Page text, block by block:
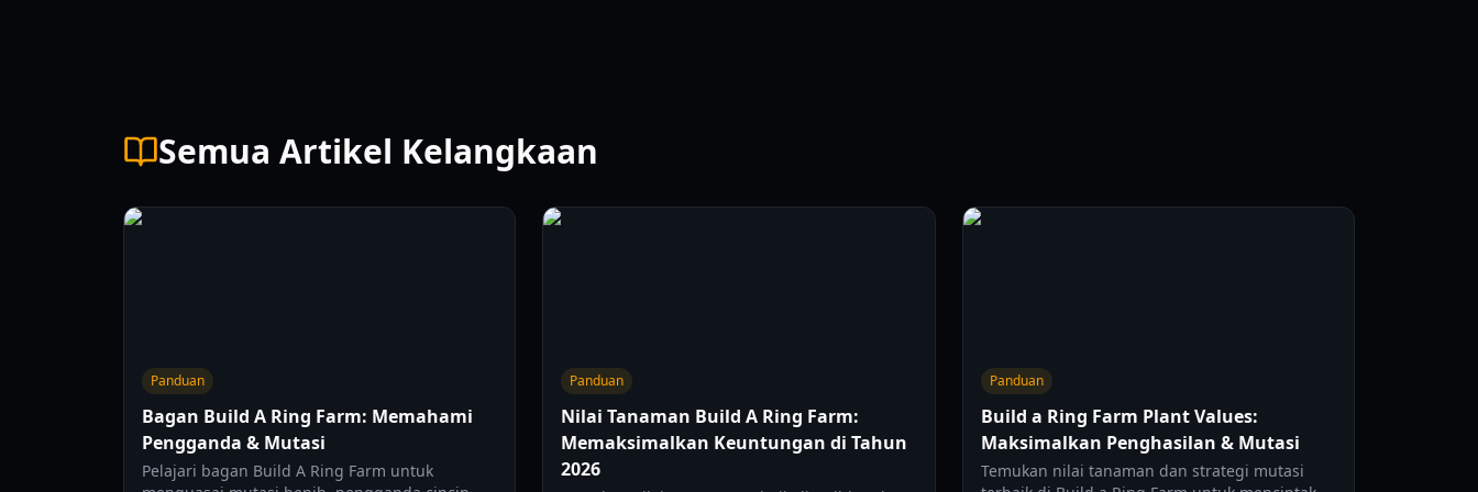
Semua Artikel Kelangkaan
Panduan
Bagan Build A Ring Farm: Memahami
Pengganda & Mutasi
Pelajari bagan Build A Ring Farm untuk
Panduan
Nilai Tanaman Build A Ring Farm:
Memaksimalkan Keuntungan di Tahun
2026
Panduan
Build a Ring Farm Plant Values:
Maksimalkan Penghasilan & Mutasi
Temukan nilai tanaman dan strategi mutasi